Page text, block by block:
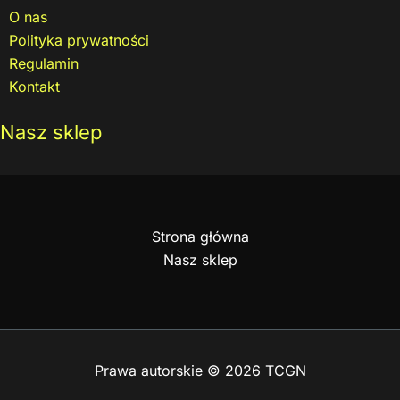
O nas
Polityka prywatności
Regulamin
Kontakt
Nasz sklep
Strona główna
Nasz sklep
Prawa autorskie © 2026 TCGN